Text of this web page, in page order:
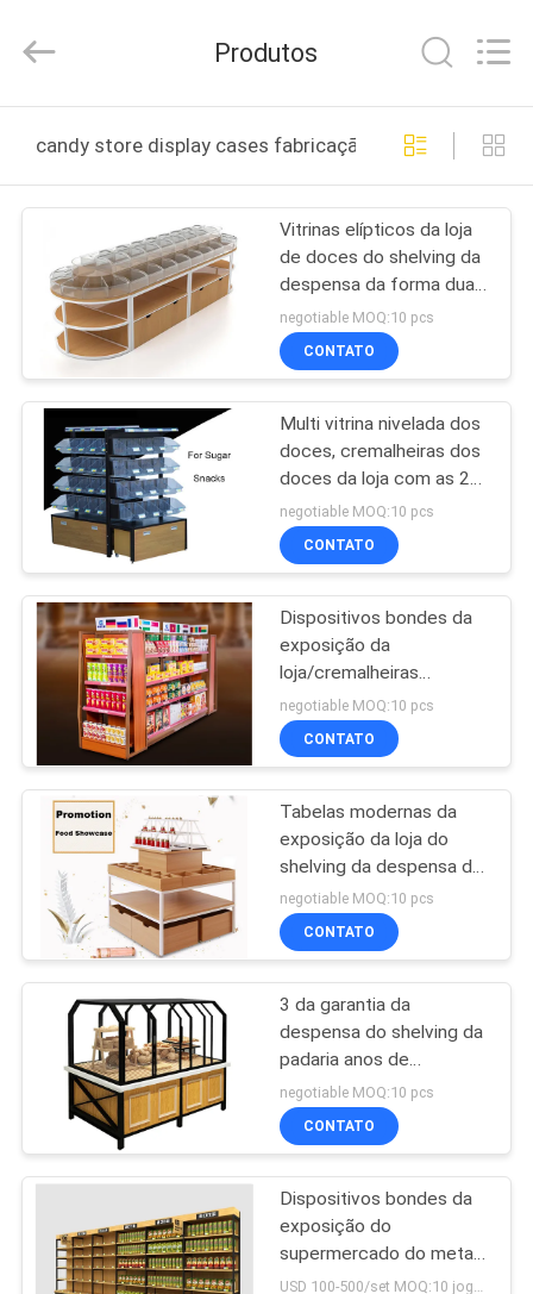
PRODUTOS
VÍDEOS
SOBRE
NÓS
EXCURSÃO
DA
FÁBRICA
CONTROLE
DA
QUALIDADE
CONTACTE-
NOS
PEÇA
UMAS
CITAÇÕES
MAPA
PRIVACY
POLICY
Display
Shelves
Rights
Produtos
candy store display cases fabricação online
Vitrinas elípticos da loja
de doces do shelving da
despensa da forma duas
camadas
negotiable MOQ:10 pcs
CONTATO
Multi vitrina nivelada dos
doces, cremalheiras dos
doces da loja com as 20
caixas acrílicas
negotiable MOQ:10 pcs
CONTATO
Dispositivos bondes da
exposição da
loja/cremalheiras
exposição econômicos
da mercearia
negotiable MOQ:10 pcs
CONTATO
Tabelas modernas da
exposição da loja do
shelving da despensa do
estilo
1000*1000*1350mm
negotiable MOQ:10 pcs
CONTATO
3 da garantia da
despensa do shelving da
padaria anos de
prateleiras de exposição
para o bolo
negotiable MOQ:10 pcs
CONTATO
Dispositivos bondes da
exposição do
supermercado do metal
da loja de